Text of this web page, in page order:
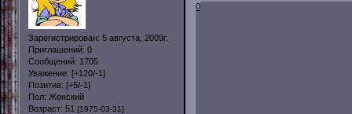
Зарегистрирован: 5 августа, 2009г.
Приглашений: 0
Сообщений: 1705
Уважение: [+120/-1]
Позитив: [+5/-1]
Пол: Женский
Возраст: 51 [1975-03-31]
0